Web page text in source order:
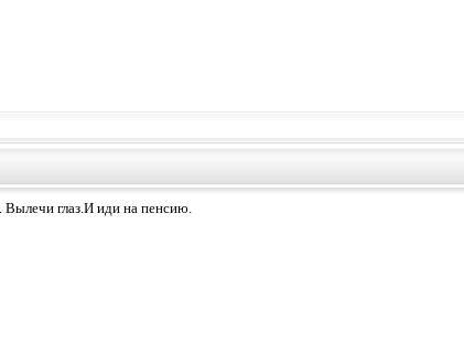
глаз.И иди на пенсию.